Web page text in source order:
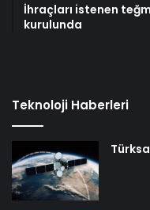
İhraçları istenen
kurulunda
Teknoloji Haberleri